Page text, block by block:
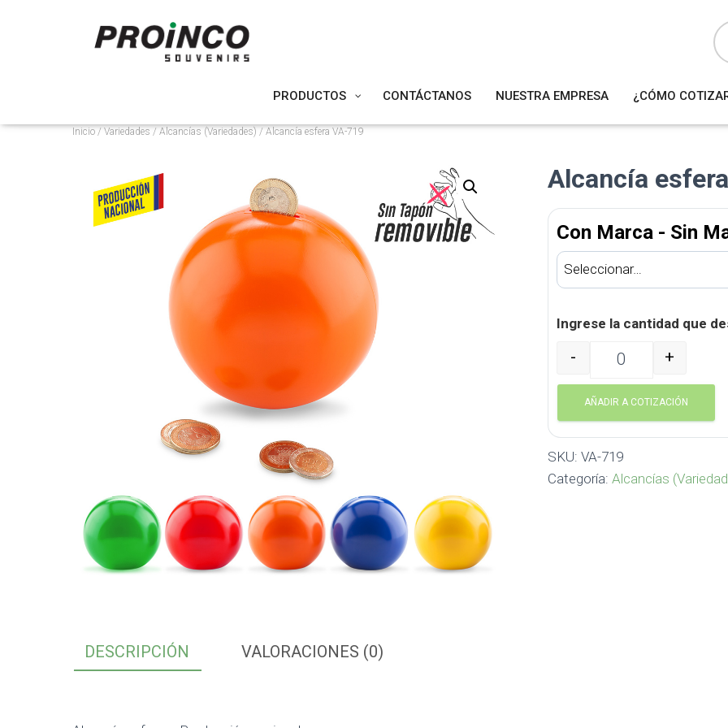
ú
q
a
d
t
o
PRODUCTOS CONTÁCTANOS NUESTRA EMPRESA ¿CÓMO
Inicio/ Variedades / Alcancías (Variedades) / Alcancía esfera VA-719
Alcancía
Con Marca - Sin
Ingrese la cantidad que
Alcancía esfera VA-719
- +
AÑADIR A COTIZACIÓN
SKU: VA-719
Categoría: Alcancías
DESCRIPCIÓN VALORACIONES (0)